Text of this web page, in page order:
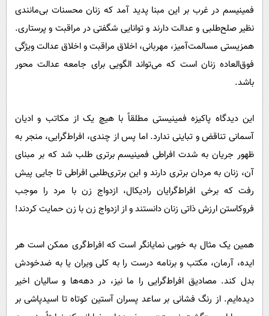
فمینیسم در غرب بر این مبنا پدید آمد که زنان محسنات بی‌مانندی
نظیر صلح‌طلبی و عدالت دارند و توانایی شگفتی در مراقبت و پرستاری.
همزیستی مسالمت‌آمیز، مهربانی، اخلاق مراقبت و اخلاق عدالت ویژگی
فوق‌العاده زنان است که می‌تواند الگویی برای جامعه عدالت محور
باشد.
این دیدگاه پاکیزه فمینیستی مطلقاً با هیچ یک از مکاتب و ادیان
آسمانی تناقض و تباینی ندارد. اما پس از چندی، افراط‌گرایی، منجر به
ظهور جریان به شدت افراطی فمینیسم برتری طلب شد که بر مبنای
آن، زنان به مردان برتری دارند و این برتری‌طلبی افراطی تا جایی پیش
رفت که برخی افراط‌گرایان رادیکال، ازدواج زن با مرد را موجب
فروکاستن ارزش ذاتی زنان دانستند و از ازدواج زن با زن حمایت کردند!
همین یک مثال به خوبی نمایانگر است که افراط‌گری ممکن است هر
ایده، آرمان، مکتب و برنامه درست را به کلی ویران یا به ضدخودش
بدل کند. مصادیق افراط‌گرایی را ما نیز، در دهه‌ها و سالیان اخیر
دیده‌ایم. از رنگ فشانی بر ساعد پسران آستین کوتاه تا اسیدپاشی بر